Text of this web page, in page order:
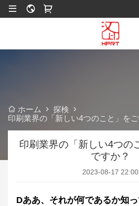
ホーム
探検
印刷業界の「新しい4つのこと」を
印刷業界の「新しい4つの
ですか？
2023-08-17 22:00
Dああ、それが何であるか知